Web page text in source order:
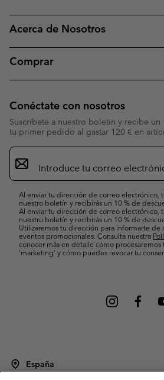
Acerca de Nosotros
Comprar
Conéctate con nosotros
Suscríbete a nuestro boletín y recibe un
tu primer pedido al gastar 120 € en
Suscripción
de
correo
Al enviar tu dirección de correo electrónico,
nuestro boletín y recibirás un 10 % de
Al enviar tu dirección de correo electrónico,
nuestro boletín y recibirás un 10 % de
Utilizaremos tu dirección para informarte de
eventos promocionales. Consulta nuestra
conocer más en detalle cómo procesaremos
’marketing’ y cómo puedes revocar tu
España